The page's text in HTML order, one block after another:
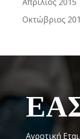
Οκτώβριος
Αγροτική